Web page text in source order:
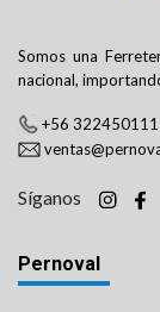
Somos una
nacional,
+56 322450111
Síganos
Pernoval